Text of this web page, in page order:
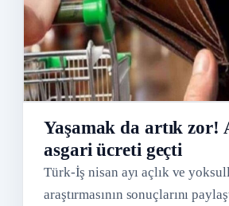
Yaşamak da artık zor!
asgari ücreti geçti
Türk-İş nisan ayı açlık ve
araştırmasının sonuçlarını